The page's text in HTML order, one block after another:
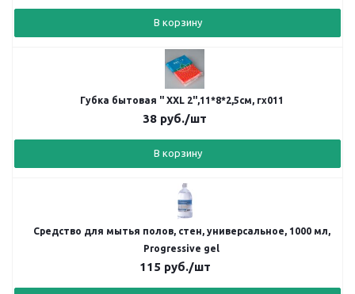
В корзину
Губка бытовая " XXL 2",11*8*2,5см, гх011
38 руб./шт
В корзину
Средство для мытья полов, стен, универсальное, 1000 мл,
Progressive gel
115 руб./шт